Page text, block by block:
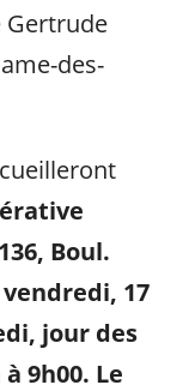
Gertrude
des-
Boul.
17
jour des
9h00. Le